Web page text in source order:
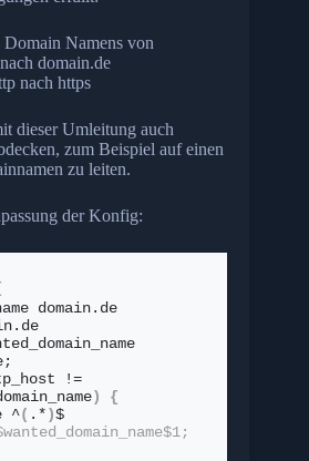
Domain Namens von
domain.de
nach https
dieser Umleitung auch
zum Beispiel auf einen
zu leiten.
der Konfig:
domain. de
. de
;
!=
)
{
^( .* )$